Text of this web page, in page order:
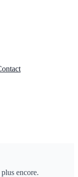
encore.